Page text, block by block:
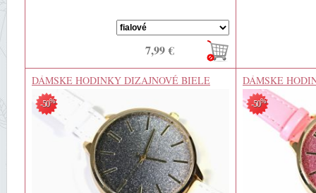
7,99 €
DÁMSKE HODINKY DIZAJNOVÉ BIELE
-50%
DÁMSKE
-50%